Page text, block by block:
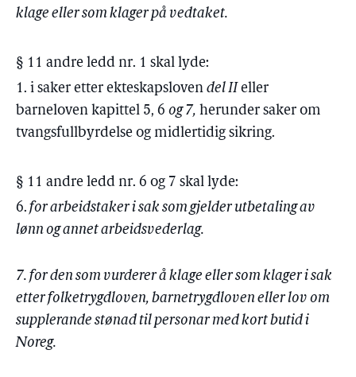
klage eller som klager på vedtaket.
§ 11 andre ledd nr. 1 skal lyde:
1. i saker etter ekteskapsloven del II eller
barneloven kapittel 5, 6 og 7, herunder saker om
tvangsfullbyrdelse og midlertidig sikring.
§ 11 andre ledd nr. 6 og 7 skal lyde:
6. for arbeidstaker i sak som gjelder utbetaling av
lønn og annet arbeidsvederlag.
7. for den som vurderer å klage eller som klager i sak
etter folketrygdloven, barnetrygdloven eller lov om
supplerande stønad til personar med kort butid i
Noreg.